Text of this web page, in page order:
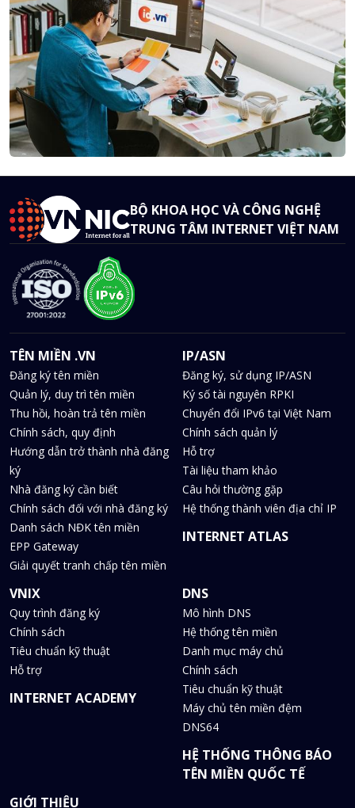
BỘ KHOA HỌC VÀ CÔNG NGHỆ
TRUNG TÂM INTERNET VIỆT NAM
TÊN MIỀN .VN
Đăng ký tên miền
Quản lý, duy trì tên miền
Thu hồi, hoàn trả tên miền
Chính sách, quy định
Hướng dẫn trở thành nhà đăng
ký
Nhà đăng ký cần biết
Chính sách đối với nhà đăng ký
Danh sách NĐK tên miền
EPP Gateway
Giải quyết tranh chấp tên miền
IP/ASN
Đăng ký, sử dụng IP/ASN
Ký số tài nguyên RPKI
Chuyển đổi IPv6 tại Việt Nam
Chính sách quản lý
Hỗ trợ
Tài liệu tham khảo
Câu hỏi thường gặp
Hệ thống thành viên địa chỉ IP
INTERNET ATLAS
VNIX
Quy trình đăng ký
Chính sách
Tiêu chuẩn kỹ thuật
Hỗ trợ
INTERNET ACADEMY
DNS
Mô hình DNS
Hệ thống tên miền
Danh mục máy chủ
Chính sách
Tiêu chuẩn kỹ thuật
Máy chủ tên miền đệm
DNS64
HỆ THỐNG THÔNG BÁO
TÊN MIỀN QUỐC TẾ
GIỚI THIỆU